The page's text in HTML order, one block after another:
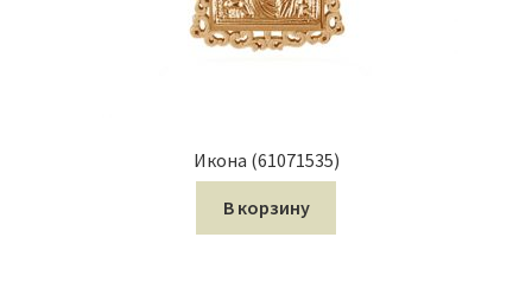
Икона (61071535)
В корзину